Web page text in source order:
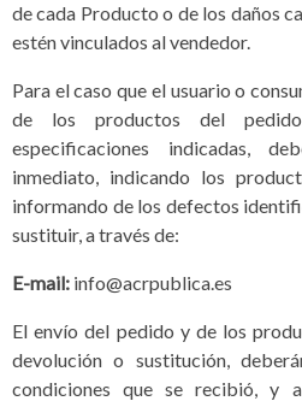
de cada Producto o de los daños
estén vinculados al vendedor.
Para el caso que el usuario o
de los productos del
especificaciones indicadas,
inmediato, indicando los
informando de los defectos
sustituir, a través de:
E-mail: info@acrpublica.es
El envío del pedido y de los
devolución o sustitución,
condiciones que se recibió, y